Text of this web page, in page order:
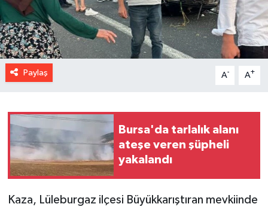
Paylaş A- A+
Bursa'da tarlalık alanı
ateşe veren şüpheli
yakalandı
Kaza, Lüleburgaz ilçesi Büyükkarıştıran mevkiinde